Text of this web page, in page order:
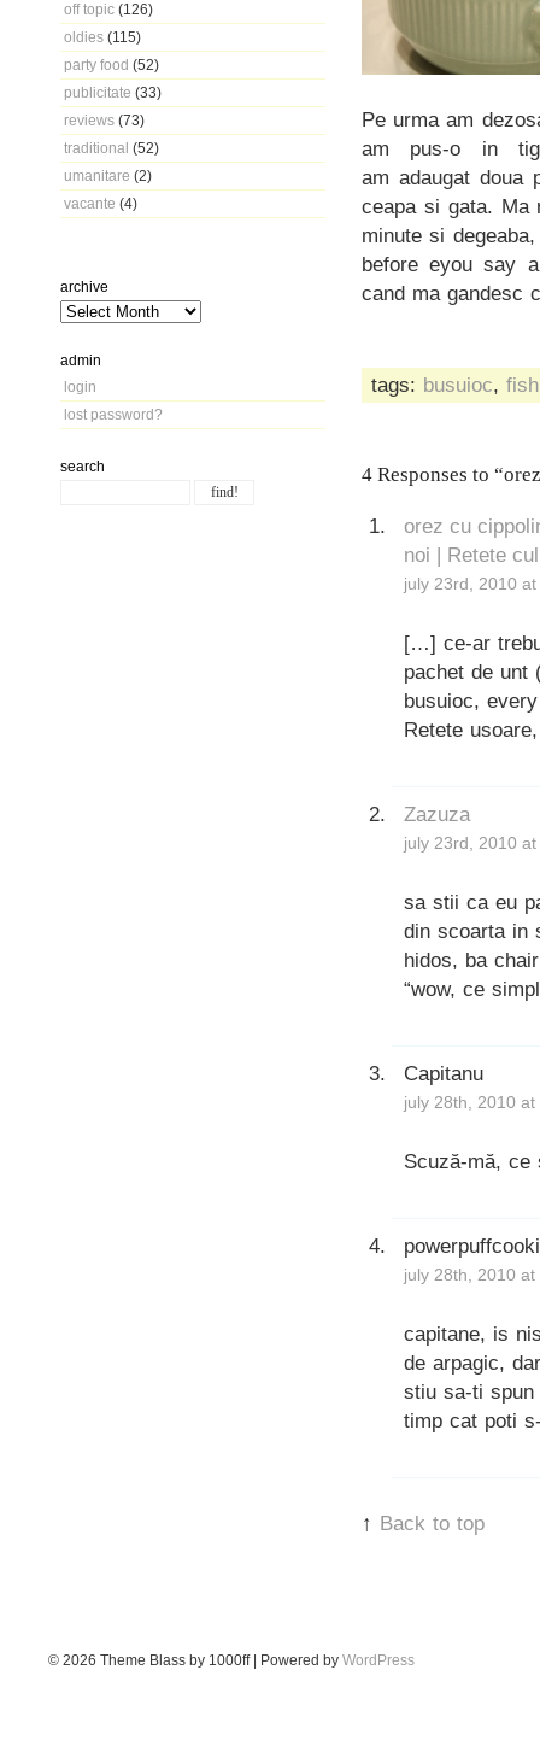
off topic (126)
oldies (115)
party food (52)
publicitate (33)
reviews (73)
traditional (52)
umanitare (2)
vacante (4)
archive
admin
login
lost password?
search
Pe urma am
am pus-o in
am adaugat doua
ceapa si gata. Ma
minute si
before eyou say
cand ma gandesc
tags: busuioc, fish
4 Responses to
orez cu
noi | Retete
july 23rd, 2010
[…] ce-ar
pachet de
busuioc,
Retete
Zazuza
july 23rd, 2010
sa stii ca eu
din scoarta in
hidos, ba
“wow, ce
Capitanu
july 28th, 2010
Scuză-mă, ce
july 28th, 2010 at
capitane, is
de arpagic,
stiu sa-ti
timp cat poti
↑ Back to top
© 2026 Theme Blass by 1000ff | Powered by WordPress